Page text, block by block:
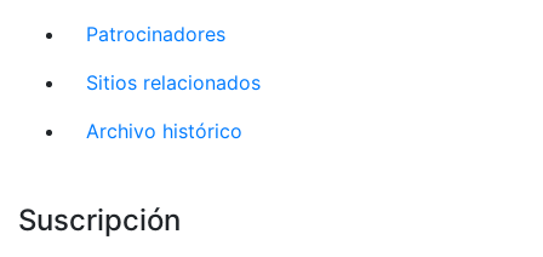
Patrocinadores
Sitios relacionados
Archivo histórico
Suscripción